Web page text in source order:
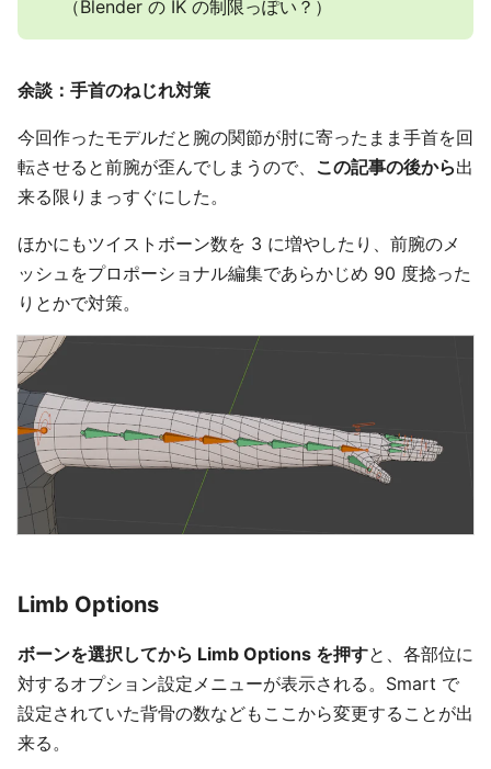
（Blender の IK の制限っぽい？）
余談：手首のねじれ対策
今回作ったモデルだと腕の関節が肘に寄ったまま手首を回
転させると前腕が歪んでしまうので、 この記事の後から出
来る限りまっすぐにした。
ほかにもツイストボーン数を 3 に増やしたり、前腕のメ
ッシュをプロポーショナル編集であらかじめ 90 度捻った
りとかで対策。
Limb Options
ボーンを選択してから Limb Options を押すと、各部位に
対するオプション設定メニューが表示される。Smart で
設定されていた背骨の数などもここから変更することが出
来る。